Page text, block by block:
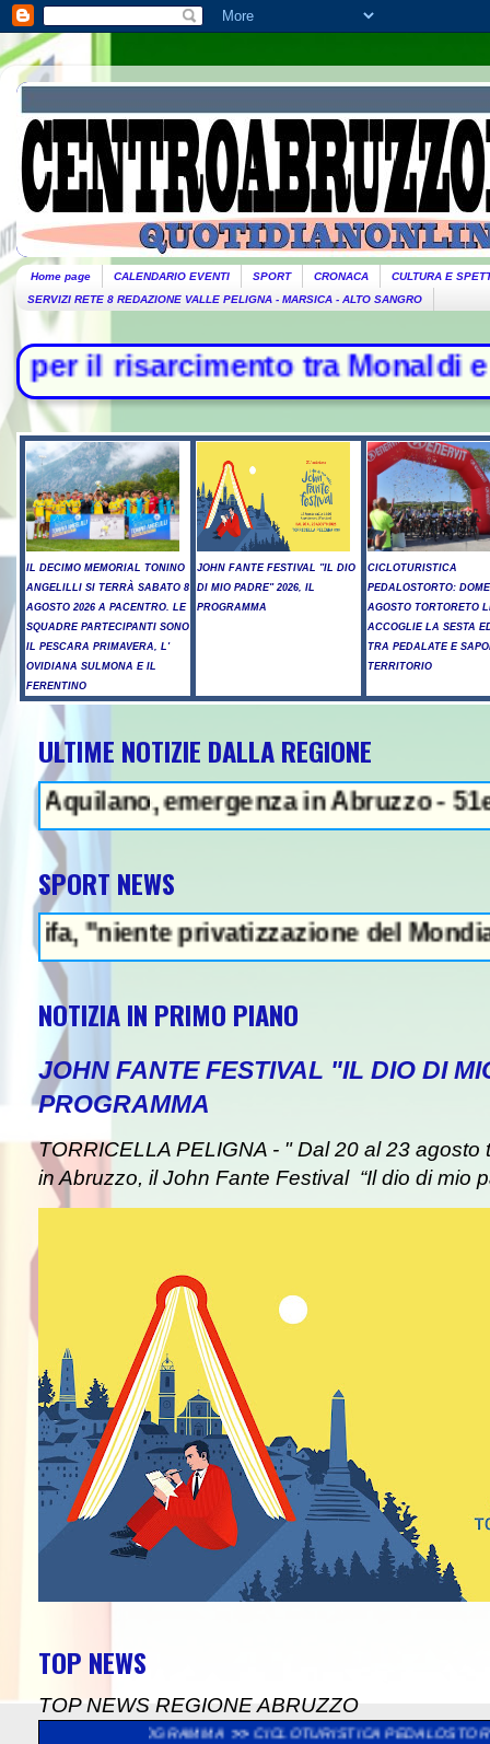
Home page CALENDARIO EVENTI SPORT CRONACA
CULTURA E
SERVIZI RETE 8 REDAZIONE VALLE PELIGNA - MARSICA - ALTO SANGRO
tra Monaldi e
IL DECIMO MEMORIAL TONINO
ANGELILLI SI TERRÀ SABATO 8
AGOSTO 2026 A PACENTRO. LE
SQUADRE PARTECIPANTI SONO
IL PESCARA PRIMAVERA, L'
OVIDIANA SULMONA E IL
FERENTINO
JOHN FANTE FESTIVAL "IL DIO
DI MIO PADRE" 2026, IL
PROGRAMMA
CICLOTURISTICA
PEDALOSTORTO:
AGOSTO TORTORETO
ACCOGLIE LA SESTA
TRA PEDALATE E
TERRITORIO
ULTIME NOTIZIE DALLA REGIONE
emergenza in Abruzzo - 51enne
SPORT NEWS
privatizzazione del Mondiale"-
NOTIZIA IN PRIMO PIANO
JOHN FANTE FESTIVAL "IL DIO DI
PROGRAMMA
TORRICELLA PELIGNA - " Dal 20 al 23 agosto
in Abruzzo, il John Fante Festival “Il dio di mio
TOP NEWS
TOP NEWS REGIONE ABRUZZO
CICLOTURISTICA PEDALOSTORTO:
NEWS IN